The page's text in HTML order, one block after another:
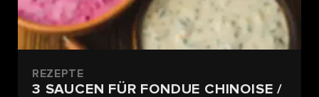
REZEPTE
3 SAUCEN FÜR FONDUE CHINOISE /